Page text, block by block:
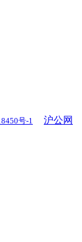
号-1
沪公网